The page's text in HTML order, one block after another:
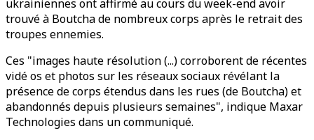
ukrainiennes ont affirmé au cours du week-end avoir
trouvé à Boutcha de nombreux corps après le retrait des
troupes ennemies.
Ces "images haute résolution (...) corroborent de récentes
vidé os et photos sur les réseaux sociaux révélant la
présence de corps étendus dans les rues (de Boutcha) et
abandonnés depuis plusieurs semaines", indique Maxar
Technologies dans un communiqué.